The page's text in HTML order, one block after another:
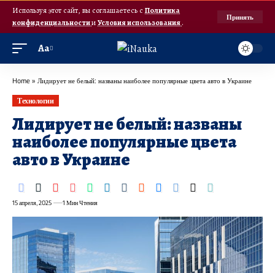
Используя этот сайт, вы соглашаетесь с Политика
конфиденциальностииУсловия использования.
Принять
Аа
Home » Лидирует не белый: названы наиболее популярные цвета авто в Украине
Технологии
Лидирует не белый: названы
наиболее популярные цвета
авто в Украине
15 апреля, 2025 1 Мин Чтения